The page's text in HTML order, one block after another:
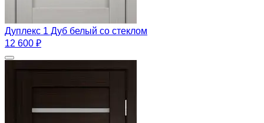
Дуплекс 1 Дуб белый со стеклом
12 600 ₽